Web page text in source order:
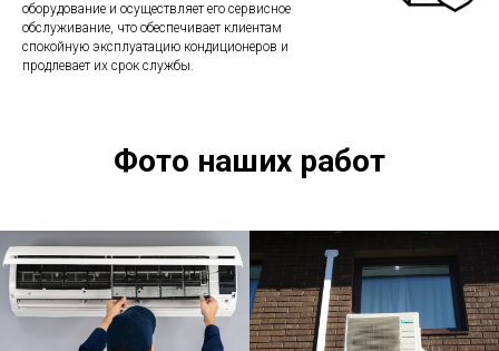
оборудование и осуществляет его сервисное
обслуживание, что обеспечивает клиентам
спокойную эксплуатацию кондиционеров и
продлевает их срок службы.
Фото наших работ